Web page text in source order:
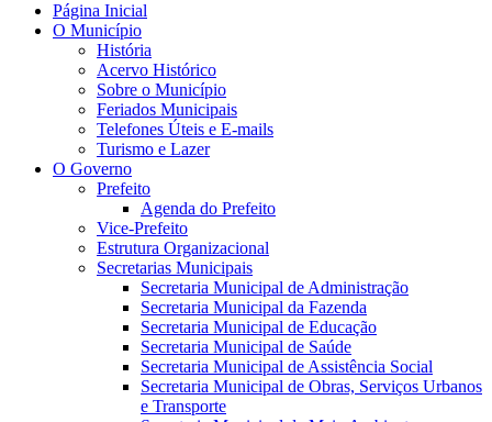
Página Inicial
O Município
História
Acervo Histórico
Sobre o Município
Feriados Municipais
Telefones Úteis e E-mails
Turismo e Lazer
O Governo
Prefeito
Agenda do Prefeito
Vice-Prefeito
Estrutura Organizacional
Secretarias Municipais
Secretaria Municipal de Administração
Secretaria Municipal da Fazenda
Secretaria Municipal de Educação
Secretaria Municipal de Saúde
Secretaria Municipal de Assistência Social
Secretaria Municipal de Obras, Serviços Urbanos
e Transporte